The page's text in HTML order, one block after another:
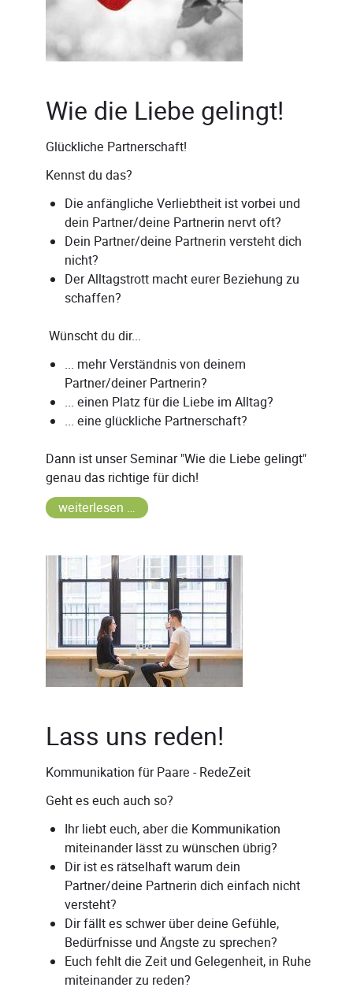
Wie die Liebe gelingt!
Glückliche Partnerschaft!
Kennst du das?
Die anfängliche Verliebtheit ist vorbei und
dein Partner/deine Partnerin nervt oft?
Dein Partner/deine Partnerin versteht dich
nicht?
Der Alltagstrott macht eurer Beziehung zu
schaffen?
Wünscht du dir...
... mehr Verständnis von deinem
Partner/deiner Partnerin?
... einen Platz für die Liebe im Alltag?
... eine glückliche Partnerschaft?
Dann ist unser Seminar "Wie die Liebe gelingt"
genau das richtige für dich!
weiterlesen …
Lass uns reden!
Kommunikation für Paare - RedeZeit
Geht es euch auch so?
Ihr liebt euch, aber die Kommunikation
miteinander lässt zu wünschen übrig?
Dir ist es rätselhaft warum dein
Partner/deine Partnerin dich einfach nicht
versteht?
Dir fällt es schwer über deine Gefühle,
Bedürfnisse und Ängste zu sprechen?
Euch fehlt die Zeit und Gelegenheit, in Ruhe
miteinander zu reden?